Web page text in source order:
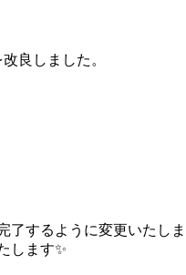
良しました。
了するように変更いたし
します✨